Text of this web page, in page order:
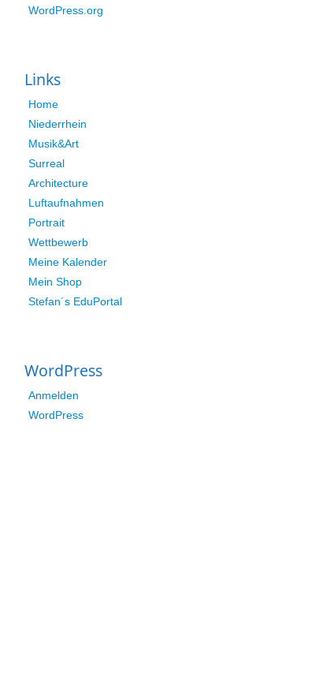
WordPress.org
Links
Home
Niederrhein
Musik&Art
Surreal
Architecture
Luftaufnahmen
Portrait
Wettbewerb
Meine Kalender
Mein Shop
Stefan´s EduPortal
WordPress
Anmelden
WordPress